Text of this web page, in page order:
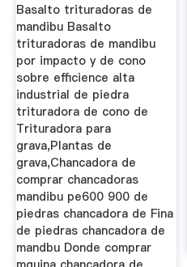
Basalto trituradoras de
mandibu Basalto
trituradoras de mandibu
por impacto y de cono
sobre efficience alta
industrial de piedra
trituradora de cono de
Trituradora para
grava,Plantas de
grava,Chancadora de
comprar chancadoras
mandibu pe600 900 de
piedras chancadora de Fina
de piedras chancadora de
mandbu Donde comprar